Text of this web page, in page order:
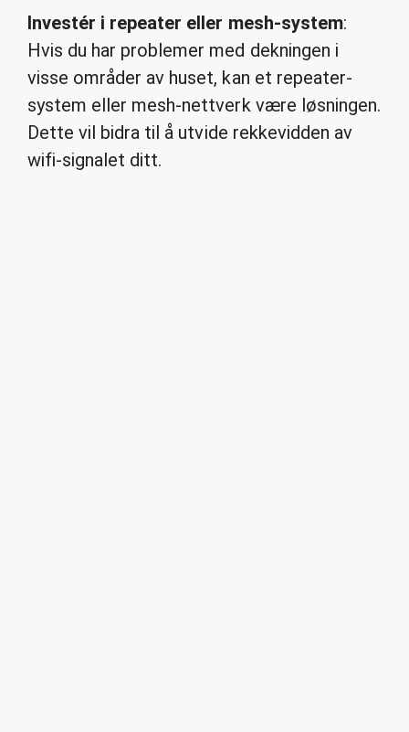
Investér i repeater eller mesh-system:
Hvis du har problemer med dekningen i
visse områder av huset, kan et repeater-
system eller mesh-nettverk være løsningen.
Dette vil bidra til å utvide rekkevidden av
wifi-signalet ditt.